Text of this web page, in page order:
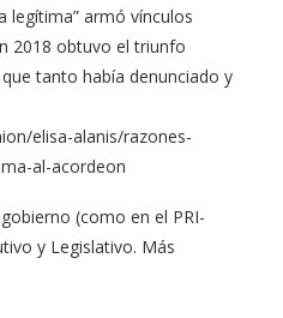
legítima” armó vínculos
2018 obtuvo el triunfo
tanto había denunciado y
elisa-alanis/razones-
al-acordeon
(como en el PRI-
y Legislativo. Más